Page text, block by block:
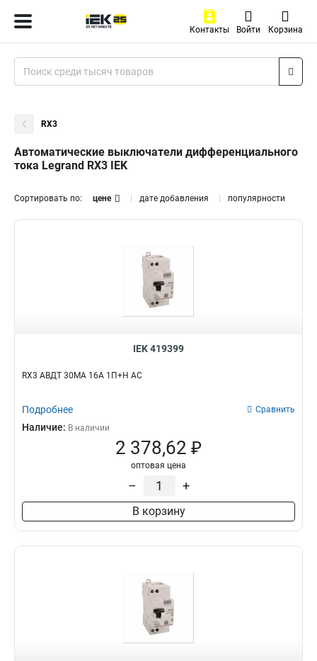
Контакты Войти Корзина
RX3
Автоматические выключатели дифференциального
тока Legrand RX3 IEK
Сортировать по: цене дате добавления популярности
IEK 419399
RX3 АВДТ 30МА 16А 1П+Н AC
Подробнее Сравнить
Наличие: В наличии
2 378,62 ₽
оптовая цена
– +
В корзину